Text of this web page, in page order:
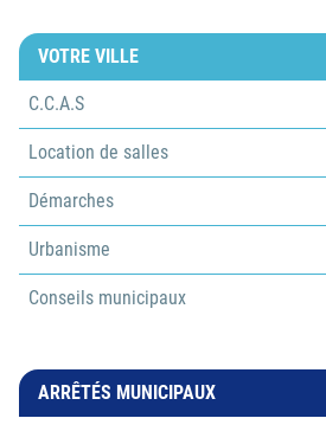
VOTRE VILLE
C.C.A.S
Location de salles
Démarches
Urbanisme
Conseils municipaux
ARRÊTÉS MUNICIPAUX